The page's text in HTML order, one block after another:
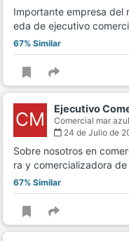
Importante empresa del
eda de ejecutivo
67% Similar
CM Ejecutivo
Comercial mar
24 de Julio de
Sobre nosotros en
ra y comercializadora
67% Similar